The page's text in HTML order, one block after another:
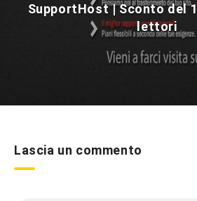
SupportHost | Sconto del
lettori
Lascia un commento